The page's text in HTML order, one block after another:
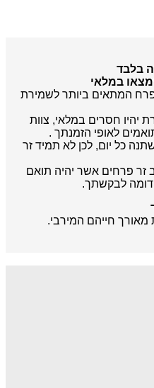
בלבד
במלאי
המתאים ביותר לשמירת
יהיו חסרים במלאי, צוות
לאופי הזמנתך .
כל יום, לכן לא תמיד זר
זר פרחים אשר יהיה תואם
דומה לבקשתך.
מאורך חייהם המירבי.